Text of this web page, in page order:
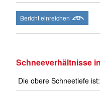
Bericht einreichen
Schneeverhältnisse
Die obere Schneetiefe ist: